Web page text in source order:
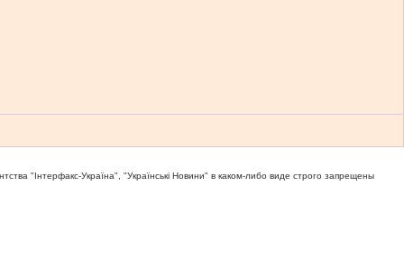
"Iнтерфакс-Україна", "Українськi Новини" в каком-либо виде строго запрещены